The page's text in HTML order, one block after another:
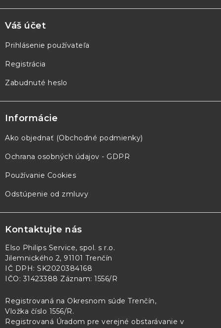
Váš účet
Prihlásenie používateľa
Registrácia
Zabudnuté heslo
Informácie
Ako objednať (Obchodné podmienky)
Ochrana osobných údajov - GDPR
Používanie Cookies
Odstúpenie od zmluvy
Kontaktujte nás
Elso Philips Service, spol. s r.o.
Jilemnického 2, 91101 Trenčín
IČ DPH: SK2020384168
IČO: 31423388 Záznam: 1556/R
Registrovaná na Okresnom súde Trenčín,
Vložka číslo 1556/R.
Registrovaná Úradom pre verejné obstarávanie v